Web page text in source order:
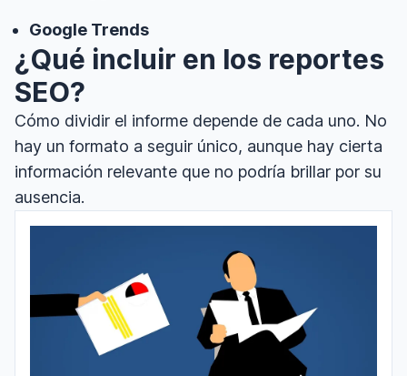
Google Trends
¿Qué incluir en los reportes
SEO?
Cómo dividir el informe depende de cada uno. No
hay un formato a seguir único, aunque hay cierta
información relevante que no podría brillar por su
ausencia.